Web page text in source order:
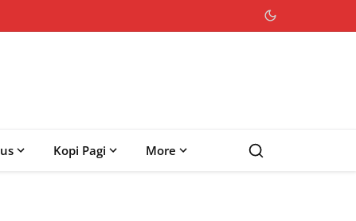
Kopi Pagi More